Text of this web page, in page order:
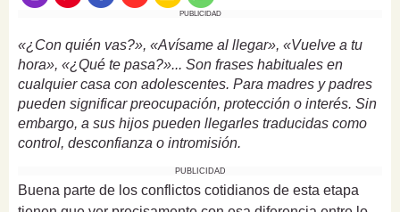
PUBLICIDAD
«¿Con quién vas?», «Avísame al llegar», «Vuelve a tu
hora», «¿Qué te pasa?»... Son frases habituales en
cualquier casa con adolescentes. Para madres y padres
pueden significar preocupación, protección o interés. Sin
embargo, a sus hijos pueden llegarles traducidas como
control, desconfianza o intromisión.
PUBLICIDAD
Buena parte de los conflictos cotidianos de esta etapa